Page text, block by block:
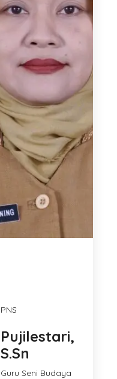
PNS
Pujilestari,
S.Sn
Guru Seni Budaya